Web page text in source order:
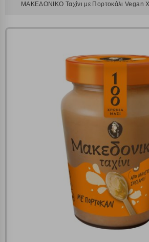
ΜΑΚΕΔΟΝΙΚΟ Ταχίνι με Πορτοκάλι Vegan